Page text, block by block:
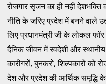
रोजगार सृजन का ही नहीं
नीति के जरिए प्रदेश में बनने वाले
लिए प्रधानमंत्री जी के लोकल
दैनिक जीवन में स्वदेशी और
कारीगरों, बुनकरों, शिल्पकारों को
देश और प्रदेश की आर्थिक समृद्धि